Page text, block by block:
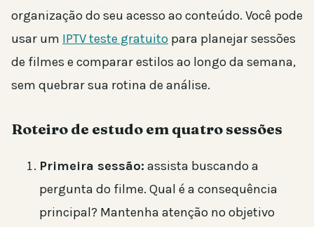
organização do seu acesso ao conteúdo. Você pode
usar um IPTV teste gratuito para planejar sessões
de filmes e comparar estilos ao longo da semana,
sem quebrar sua rotina de análise.
Roteiro de estudo em quatro sessões
Primeira sessão: assista buscando a
pergunta do filme. Qual é a consequência
principal? Mantenha atenção no objetivo